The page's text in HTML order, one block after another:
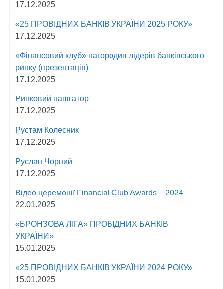
17.12.2025
«25 ПРОВІДНИХ БАНКІВ УКРАЇНИ 2025 РОКУ»
17.12.2025
«Фінансовий клуб» нагородив лідерів банківського
ринку (презентація)
17.12.2025
Ринковий навігатор
17.12.2025
Рустам Колесник
17.12.2025
Руслан Чорний
17.12.2025
Відео церемонії Fіnancial Сlub Awards – 2024
22.01.2025
«БРОНЗОВА ЛІГА» ПРОВІДНИХ БАНКІВ
УКРАЇНИ»
15.01.2025
«25 ПРОВІДНИХ БАНКІВ УКРАЇНИ 2024 РОКУ»
15.01.2025